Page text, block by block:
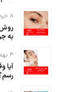
۸ خرداد ۱۴۰۰
روش
به
۴ بهمن ۱۳۹۹
آیا
رسم؟